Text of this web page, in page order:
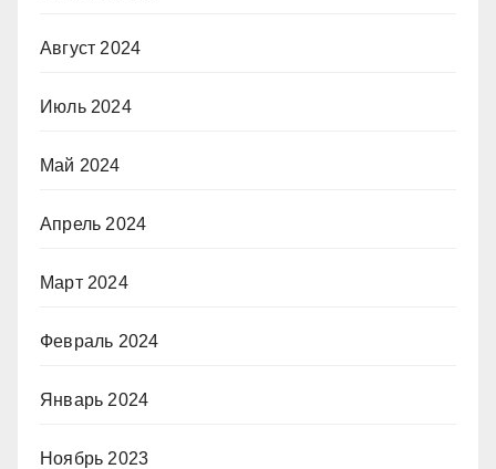
Август 2024
Июль 2024
Май 2024
Апрель 2024
Март 2024
Февраль 2024
Январь 2024
Ноябрь 2023